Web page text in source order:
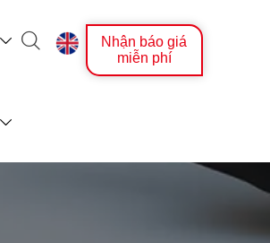


 
Nhận báo giá
miễn phí